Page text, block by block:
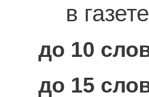
в газете
до 10
до 15